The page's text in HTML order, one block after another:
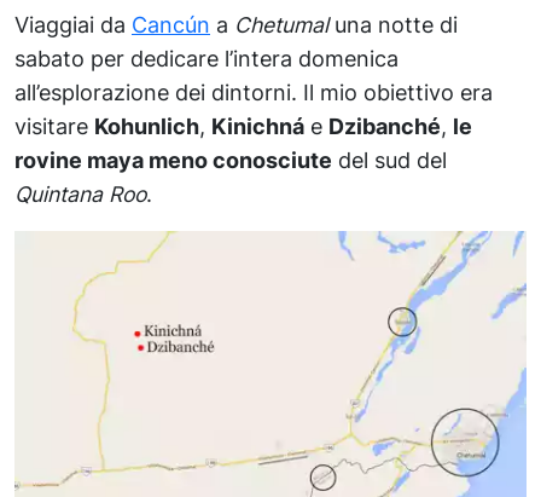
Viaggiai da Cancún a Chetumaluna notte di
sabato per dedicare l’intera domenica
all’esplorazione dei dintorni. Il mio obiettivo era
visitare Kohunlich, Kinichná e Dzibanché, le
rovine maya meno conosciute del sud del
Quintana Roo.